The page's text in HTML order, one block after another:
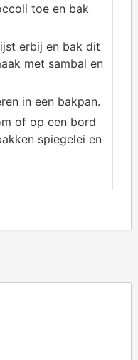
toe en bak
erbij en bak dit
met sambal en
in een bakpan.
of op een bord
spiegelei en